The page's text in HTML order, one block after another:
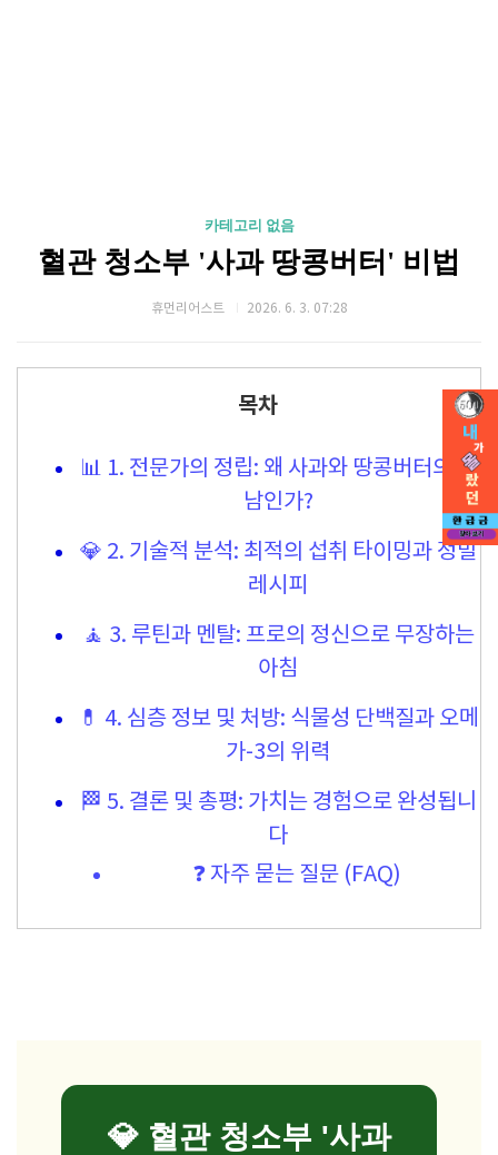
카테고리 없음
혈관 청소부 '사과 땅콩버터' 비법
휴먼리어스트 2026. 6. 3. 07:28
목차
📊 1. 전문가의 정립: 왜 사과와 땅콩버터의 만
남인가?
💎 2. 기술적 분석: 최적의 섭취 타이밍과 정밀
레시피
🧘 3. 루틴과 멘탈: 프로의 정신으로 무장하는
아침
💊 4. 심층 정보 및 처방: 식물성 단백질과 오메
가-3의 위력
🏁 5. 결론 및 총평: 가치는 경험으로 완성됩니
다
❓ 자주 묻는 질문 (FAQ)
💎 혈관 청소부 '사과